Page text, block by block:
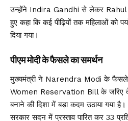
उन्होंने Indira Gandhi से लेकर
हुए कहा कि कई पीढ़ियों तक महिलाओं को
दिया गया।
पीएम मोदी के फैसले का समर्थन
मुख्यमंत्री ने Narendra Modi के फैसले
Women Reservation Bill के जरिए
बनाने की दिशा में बड़ा कदम उठाया गया
सरकार सदन में प्रस्ताव पारित कर 33